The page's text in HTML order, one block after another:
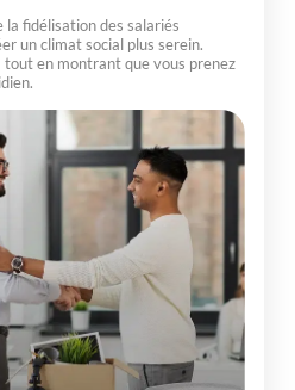
la fidélisation des salariés
un climat social plus serein.
en montrant que vous prenez